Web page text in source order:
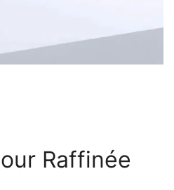
Raffinée